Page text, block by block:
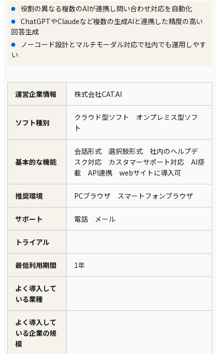
役割の異なる複数のAIが連携し問い合わせ対応を自動化
ChatGPTやClaudeなど複数の生成AIと連携した精度の高い
回答生成
ノーコード設計とマルチモーダル対応で社内でも運用しやす
い
運営企業情報 株式会社CAT.AI
ソフト種別
クラウド型ソフト オンプレミス型ソフ
ト
基本的な機能
会話形式 選択肢形式 社内のヘルプデ
スク対応 カスタマーサポート対応 AI搭
載 API連携 webサイトに導入可
推奨環境 PCブラウザ スマートフォンブラウザ
サポート 電話 メール
トライアル
最低利用期間 1年
よく導入して
いる業種
よく導入して
いる企業の規
模